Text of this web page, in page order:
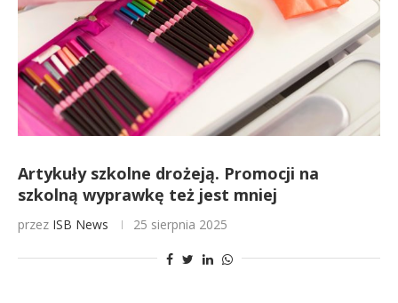
Artykuły szkolne drożeją. Promocji na
szkolną wyprawkę też jest mniej
przez ISB News 25 sierpnia 2025